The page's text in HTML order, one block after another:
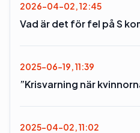
2026-04-02, 12:45
Vad är det för fel på S
2025-06-19, 11:39
”Krisvarning när
2025-04-02, 11:02